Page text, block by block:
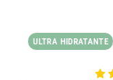
ULTRA HIDRATANTE